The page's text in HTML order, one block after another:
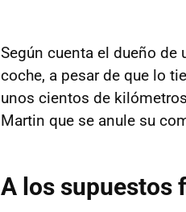
Según cuenta el dueño de
coche, a pesar de que lo
unos cientos de
Martin que se anule su
A los supuestos